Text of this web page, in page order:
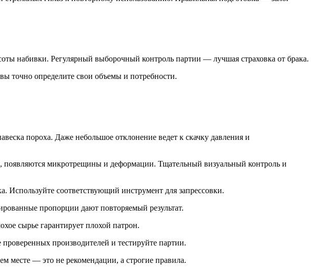
набивки. Регулярный выборочный контроль партии — лучшая страховка от брака.
точно определите свои объемы и потребности.
пороха. Даже небольшое отклонение ведет к скачку давления и
микротрещины и деформации. Тщательный визуальный контроль и
Используйте соответствующий инструмент для запрессовки.
пропорции дают повторяемый результат.
сырье гарантирует плохой патрон.
производителей и тестируйте партии.
месте — это не рекомендации, а строгие правила.